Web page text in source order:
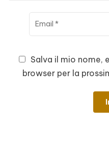
Salva il mio nome,
browser per la